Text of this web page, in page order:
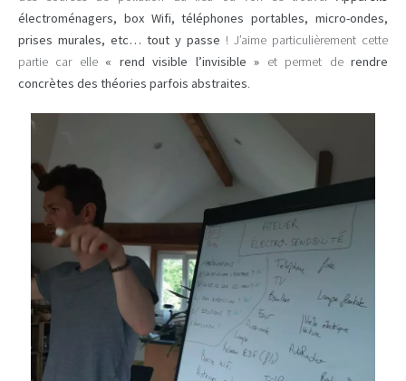
électroménagers, box Wifi, téléphones portables, micro-ondes,
prises murales, etc… tout y passe ! J’aime particulièrement cette
partie car elle « rend visible l’invisible » et permet derendre
concrètes des théories parfois abstraites.